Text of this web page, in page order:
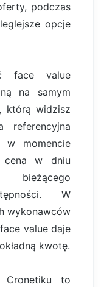
podczas
opcje
face value
na samym
którą widzisz
w momencie
cena w dniu
W
wykonawców
value daje
kwotę.
Cronetiku to